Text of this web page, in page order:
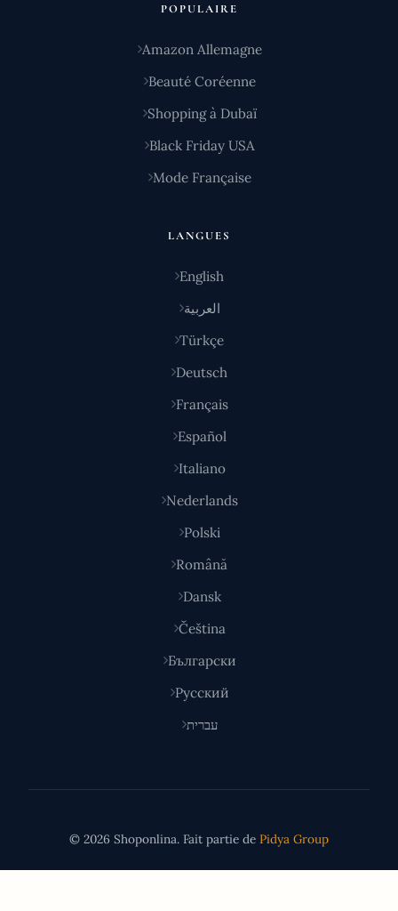
POPULAIRE
Amazon Allemagne
Beauté Coréenne
Shopping à Dubaï
Black Friday USA
Mode Française
LANGUES
English
العربية
Türkçe
Deutsch
Français
Español
Italiano
Nederlands
Polski
Română
Dansk
Čeština
Български
Русский
עברית
© 2026 Shoponlina. Fait partie de Pidya Group